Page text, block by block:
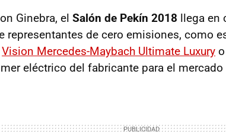
Ginebra, el Salón de Pekín 2018 llega en
representantes de cero emisiones, como
Vision Mercedes-Maybach Ultimate Luxury
eléctrico del fabricante para el mercado